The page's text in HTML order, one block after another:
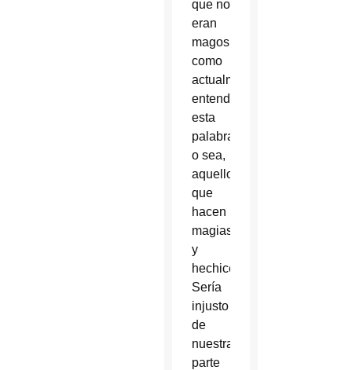
que no
eran
magos
como
actualmente
entendemos
esta
palabra;
o sea,
aquellos
que
hacen
magias
y
hechicerías.
Sería
injusto
de
nuestra
parte